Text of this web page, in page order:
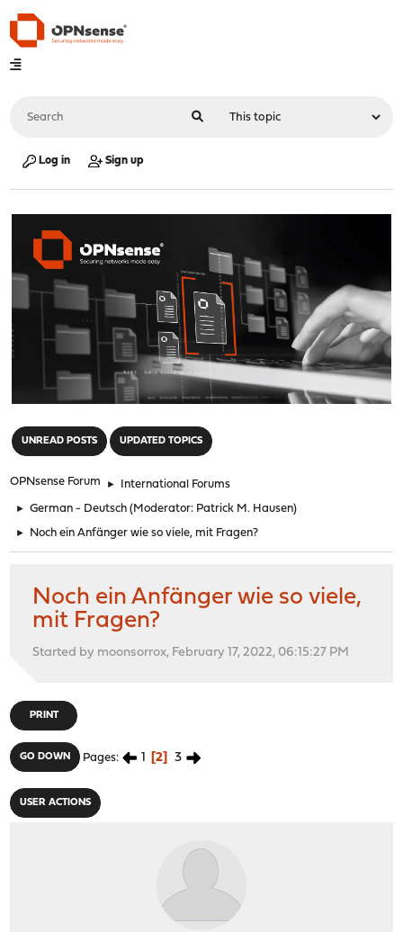
Log in Sign up
UNREAD POSTS UPDATED TOPICS
OPNsense Forum ► International Forums
► German - Deutsch (Moderator: Patrick M. Hausen)
► Noch ein Anfänger wie so viele, mit Fragen?
Noch ein Anfänger wie so viele,
mit Fragen?
Started by moonsorrox, February 17, 2022, 06:15:27 PM
PRINT
GO DOWN Pages 1 2 3
USER ACTIONS